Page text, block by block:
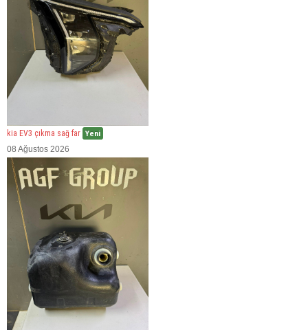
kia EV3 çıkma sağ far Yeni
08 Ağustos 2026